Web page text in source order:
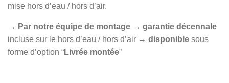
mise hors d’eau / hors d’air.
→ Par notre équipe de montage → garantie décennale
incluse sur le hors d’eau / hors d’air → disponible sous
forme d’option “Livrée montée”